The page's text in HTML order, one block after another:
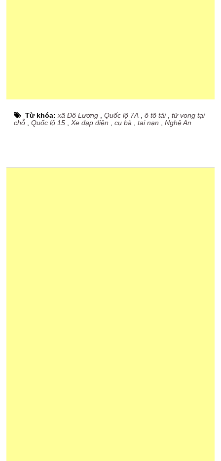
Từ khóa:xã Đô Lương ,Quốc lộ 7A ,ô tô tải,tử vong tại
chỗ ,Quốc lộ 15 Xe đạp điện ,cụ bà ,tai nạn ,Nghệ An